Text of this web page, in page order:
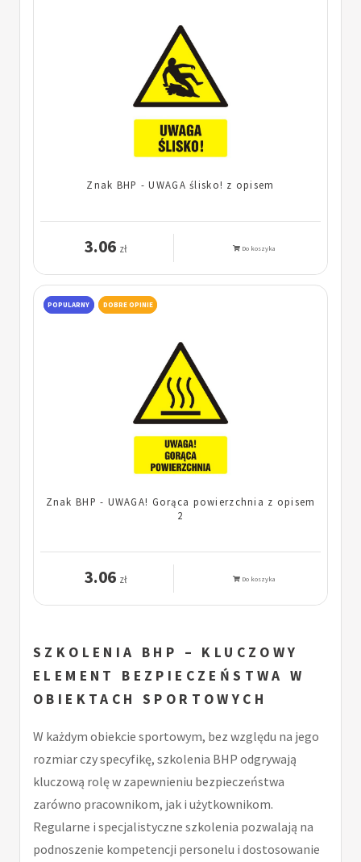
Znak BHP - UWAGA ślisko! z opisem
3.06 zł Do koszyka
POPULARNY DOBRE OPINIE
Znak BHP - UWAGA! Gorąca powierzchnia z opisem
2
3.06 zł Do koszyka
SZKOLENIA BHP – KLUCZOWY
ELEMENT BEZPIECZEŃSTWA W
OBIEKTACH SPORTOWYCH
W każdym obiekcie sportowym, bez względu na jego
rozmiar czy specyfikę, szkolenia BHP odgrywają
kluczową rolę w zapewnieniu bezpieczeństwa
zarówno pracownikom, jak i użytkownikom.
Regularne i specjalistyczne szkolenia pozwalają na
podnoszenie kompetencji personelu i dostosowanie